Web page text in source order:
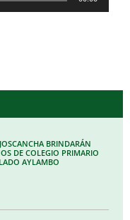
BRINDARÁN
DE COLEGIO PRIMARIO
AYLAMBO